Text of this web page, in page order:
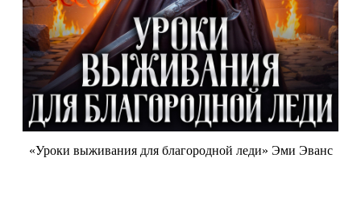
«Уроки выживания для благородной леди» Эми Эванс